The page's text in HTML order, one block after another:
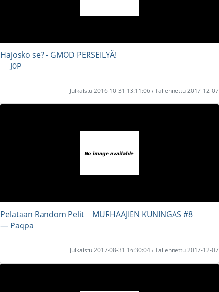
Hajosko se? - GMOD PERSEILYÄ!
― J0P
Julkaistu 2016-10-31 13:11:06 / Tallennettu 2017-12-07
Pelataan Random Pelit | MURHAAJIEN KUNINGAS #8
― Paqpa
Julkaistu 2017-08-31 16:30:04 / Tallennettu 2017-12-07